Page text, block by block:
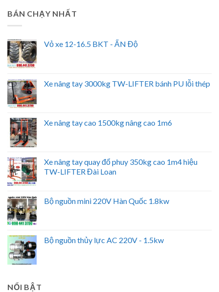
BÁN CHẠY NHẤT
Vỏ xe 12-16.5 BKT - ẤN Độ
Xe nâng tay 3000kg TW-LIFTER bánh PU lỗi thép
Xe nâng tay cao 1500kg nâng cao 1m6
Xe nâng tay quay đổ phuy 350kg cao 1m4 hiệu
TW-LIFTER Đài Loan
Bộ nguồn mini 220V Hàn Quốc 1.8kw
Bộ nguồn thủy lực AC 220V - 1.5kw
NỔI BẬT